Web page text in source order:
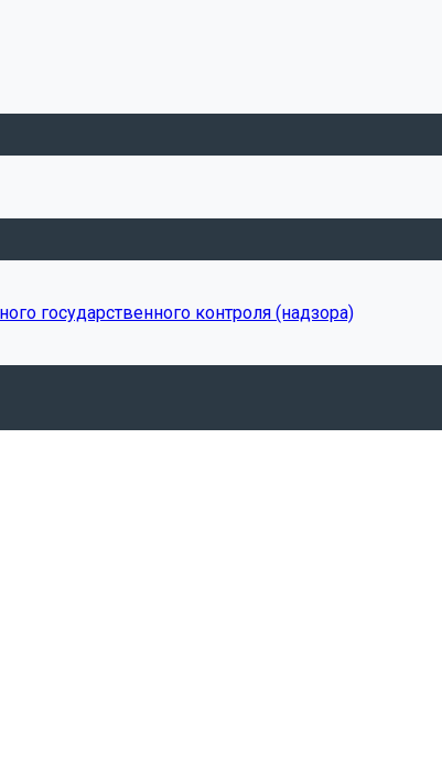
государственного контроля (надзора)